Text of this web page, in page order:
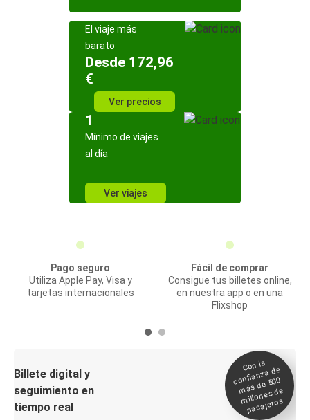
El viaje más
barato
Desde 172,96
€
Ver precios
1
Mínimo de viajes
al día
Ver viajes
Pago seguro
Utiliza Apple Pay, Visa y
tarjetas internacionales
Fácil de comprar
Consigue tus billetes online,
en nuestra app o en una
Flixshop
Billete digital y
seguimiento en
tiempo real
Con la
confianza de
más de 500
millones de
pasajeros